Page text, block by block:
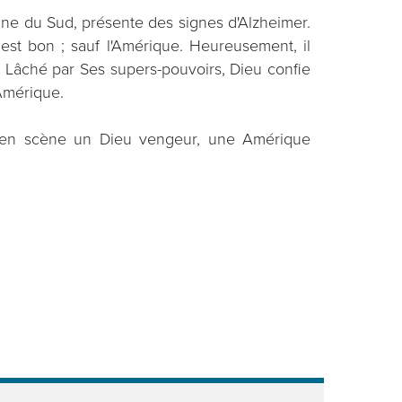
du Sud, présente des signes d'Alzheimer.
bon ; sauf l'Amérique. Heureusement, il
par Ses supers-pouvoirs, Dieu confie
scène un Dieu vengeur, une Amérique